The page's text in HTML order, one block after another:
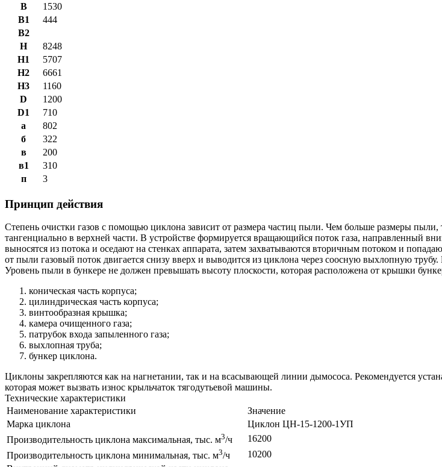
B
1530
B1
444
B2
H
8248
H1
5707
H2
6661
H3
1160
D
1200
D1
710
а
802
б
322
в
200
в1
310
п
3
Принцип действия
Степень очистки газов с помощью циклона зависит от размера частиц пыли. Чем больше размеры пыли,
тангенциально в верхней части. В устройстве формируется вращающийся поток газа, направленный
выносятся из потока и оседают на стенках аппарата, затем захватываются вторичным потоком и
от пыли газовый поток двигается снизу вверх и выводится из циклона через соосную выхлопную
Уровень пыли в бункере не должен превышать высоту плоскости, которая расположена от крышки
коническая часть корпуса;
цилиндрическая часть корпуса;
винтообразная крышка;
камера очищенного газа;
патрубок входа запыленного газа;
выхлопная труба;
бункер циклона.
Циклоны закрепляются как на нагнетании, так и на всасывающей линии дымососа. Рекомендуется
которая может вызвать износ крыльчаток тягодутьевой машины.
Технические характеристики
Наименование характеристики
Значение
Марка циклона
Циклон ЦН-15-1200-1УП
Производительность циклона максимальная, тыс. м3/ч
16200
Производительность циклона минимальная, тыс. м3/ч
10200